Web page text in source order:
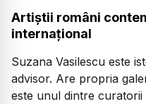
Artiștii români
internațional
Suzana Vasilescu este
advisor. Are propria
este unul dintre